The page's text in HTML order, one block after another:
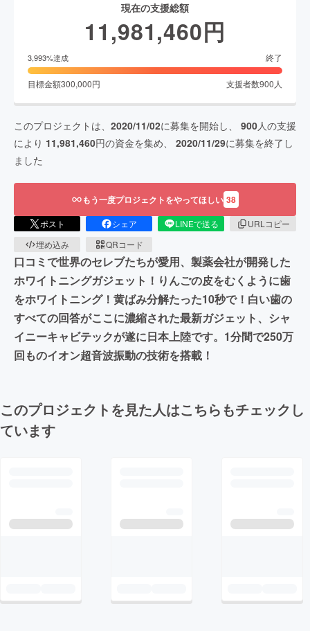
現在の支援総額
11,981,460円
3,993%達成 終了
目標金額300,000円 支援者数900 人
このプロジェクトは、 2020/11/02に募集を開始し、 900人の支援
により 11,981,460円の資金を集め、 2020/11/29に募集を終了し
ました
もう一度プロジェクトをやってほしい 38
ポスト シェア LINEで送る
URLコピー
埋め込み
QRコード
口コミで世界のセレブたちが愛用、製薬会社が開発した
ホワイトニングガジェット！りんごの皮をむくように歯
をホワイトニング！黄ばみ分解たった10秒で！白い歯の
すべての回答がここに濃縮された最新ガジェット、シャ
イニーキャビテックが遂に日本上陸です。1分間で250万
回ものイオン超音波振動の技術を搭載！
このプロジェクトを見た人はこちらもチェックし
ています